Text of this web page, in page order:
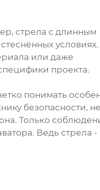
стрела с длинным
условиях.
или даже
проекта.
понимать
безопасности, не
Только
Ведь стрела -